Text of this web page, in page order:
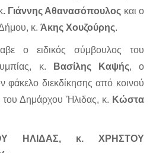
. Γιάννης Αθανασόπουλος και ο
κ. Άκης Χουζούρης.
ο ειδικός σύμβουλος του
κ.
Βασίλης Καψής, ο
φάκελο διεκδίκησης από κοινού
του Δημάρχου Ήλιδας, κ. Κώστα
ΗΛΙΔΑΣ, κ. ΧΡΗΣΤΟΥ